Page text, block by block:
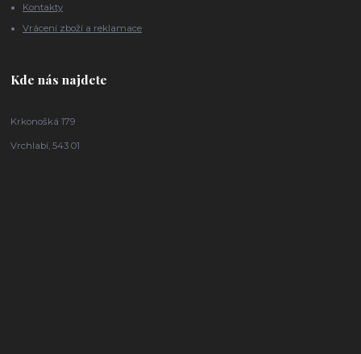
Kontakty
Vrácení zboží a reklamace
Kde nás najdete
Krkonošká 179
Vrchlabí, 543 01